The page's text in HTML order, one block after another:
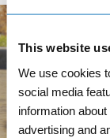
This website
We use cookies
social media
information
advertising and